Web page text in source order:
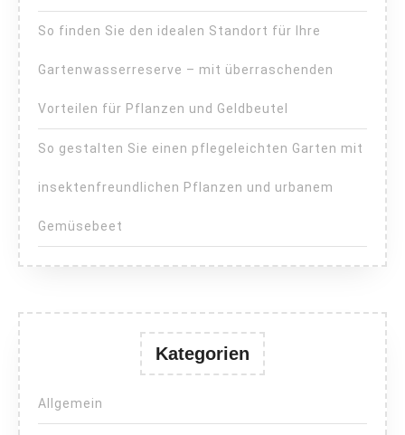
So finden Sie den idealen Standort für Ihre
Gartenwasserreserve – mit überraschenden
Vorteilen für Pflanzen und Geldbeutel
So gestalten Sie einen pflegeleichten Garten mit
insektenfreundlichen Pflanzen und urbanem
Gemüsebeet
Kategorien
Allgemein